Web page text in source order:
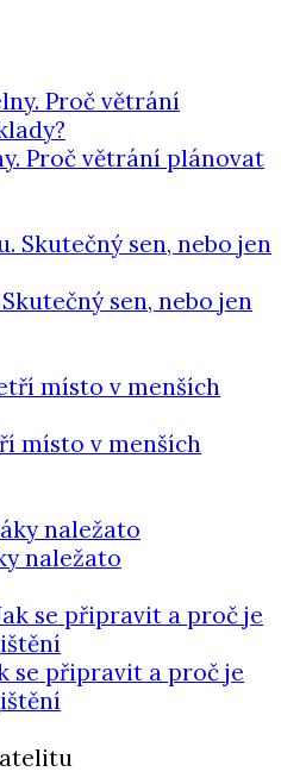
Proč větrání plánovat
sen, nebo jen
místo v menších
naležato
se připravit a proč je